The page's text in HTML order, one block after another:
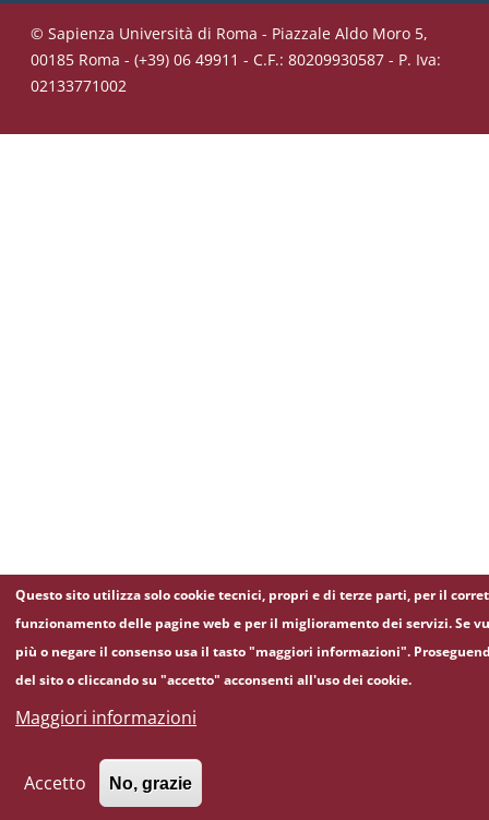
© Sapienza Università di Roma - Piazzale Aldo Moro 5,
00185 Roma - (+39) 06 49911 - C.F.: 80209930587 - P. Iva:
02133771002
Questo sito utilizza solo cookie tecnici, propri e di terze parti, per il
funzionamento delle pagine web e per il miglioramento dei servizi. Se
più o negare il consenso usa il tasto "maggiori informazioni".
del sito o cliccando su "accetto" acconsenti all'uso dei cookie.
Maggiori informazioni
Accetto No, grazie